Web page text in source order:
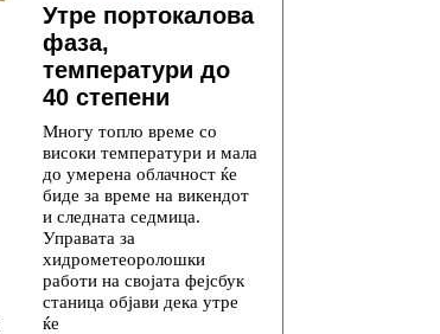
Утре портокалова
фаза,
температури до
40 степени
Многу топло време со
високи температури и мала
до умерена облачност ќе
биде за време на викендот
и следната седмица.
Управата за
хидрометеоролошки
работи на својата фејсбук
станица објави дека утре
ќе